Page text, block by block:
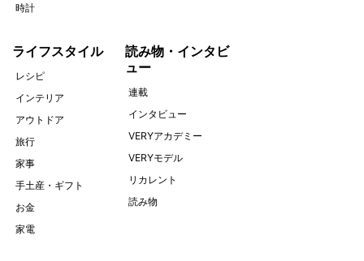
時計
ライフスタイル
レシピ
インテリア
アウトドア
旅行
家事
手土産・ギフト
お金
家電
読み物・インタビ
ュー
連載
インタビュー
VERYアカデミー
VERYモデル
リカレント
読み物